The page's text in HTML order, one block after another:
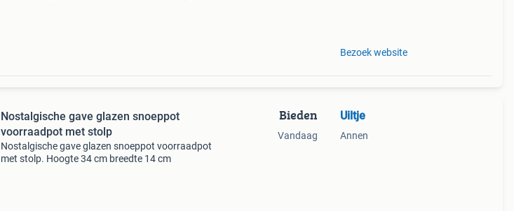
Bezoek website
Nostalgische gave glazen snoeppot
voorraadpot met stolp
Nostalgische gave glazen snoeppot voorraadpot
met stolp. Hoogte 34 cm breedte 14 cm
Bieden
Vandaag
Uiltje
Annen